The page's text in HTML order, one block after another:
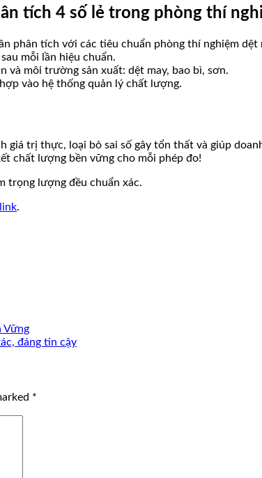
tích 4 số lẻ trong phòng thí
phân tích với các tiêu chuẩn phòng thí nghiệm dệt
mỗi lần hiệu chuẩn.
và môi trường sản xuất: dệt may, bao bì, sơn.
vào hệ thống quản lý chất lượng.
giá trị thực, loại bỏ sai số gây tổn thất và giúp
chất lượng bền vững cho mỗi phép đo!
trọng lượng đều chuẩn xác.
.
Vững
đáng tin cậy
*